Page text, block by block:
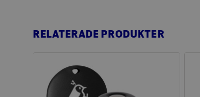
RELATERADE PRODUKTER